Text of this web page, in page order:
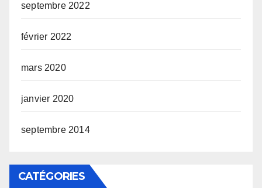
septembre 2022
février 2022
mars 2020
janvier 2020
septembre 2014
CATÉGORIES